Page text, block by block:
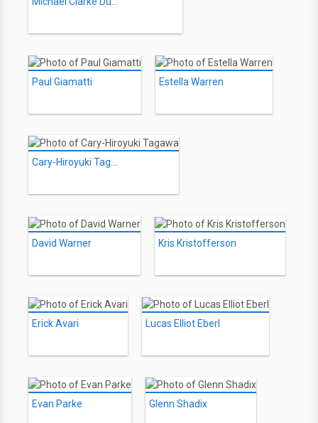
Paul Giamatti Estella Warren
Cary-Hiroyuki Tagawa
David Warner Kris Kristofferson
Erick Avari Lucas Elliot Eberl
Evan Parke Glenn Shadix